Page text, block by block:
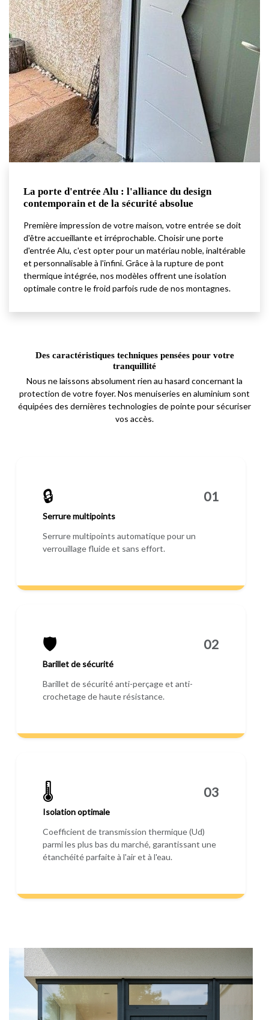
La porte d'entrée Alu : l'alliance du design
contemporain et de la sécurité absolue
Première impression de votre maison, votre entrée se doit
d'être accueillante et irréprochable. Choisir une porte
d'entrée Alu, c'est opter pour un matériau noble, inaltérable
et personnalisable à l'infini. Grâce à la rupture de pont
thermique intégrée, nos modèles offrent une isolation
optimale contre le froid parfois rude de nos montagnes.
Des caractéristiques techniques pensées pour votre
tranquillité
Nous ne laissons absolument rien au hasard concernant la
protection de votre foyer. Nos menuiseries en aluminium sont
équipées des dernières technologies de pointe pour sécuriser
vos accès.
🔒 01
Serrure multipoints
Serrure multipoints automatique pour un
verrouillage fluide et sans effort.
🛡️ 02
Barillet de sécurité
Barillet de sécurité anti-perçage et anti-
crochetage de haute résistance.
🌡️ 03
Isolation optimale
Coefficient de transmission thermique (Ud)
parmi les plus bas du marché, garantissant une
étanchéité parfaite à l'air et à l'eau.